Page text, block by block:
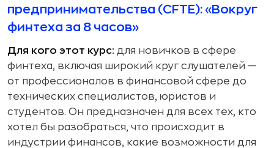
предпринимательства (CFTE): «Вокруг
финтеха за 8 часов»
Для кого этот курс: для новичков в сфере
финтеха, включая широкий круг слушателей —
от профессионалов в финансовой сфере до
технических специалистов, юристов и
студентов. Он предназначен для всех тех, кто
хотел бы разобраться, что происходит в
индустрии финансов, какие возможности для